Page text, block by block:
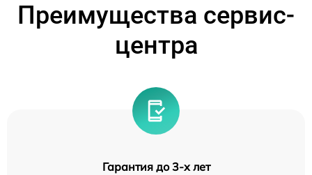
Преимущества сервис-
центра
Гарантия до 3-х лет